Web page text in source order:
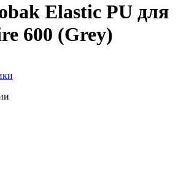
Elastic PU для
600 (Grey)